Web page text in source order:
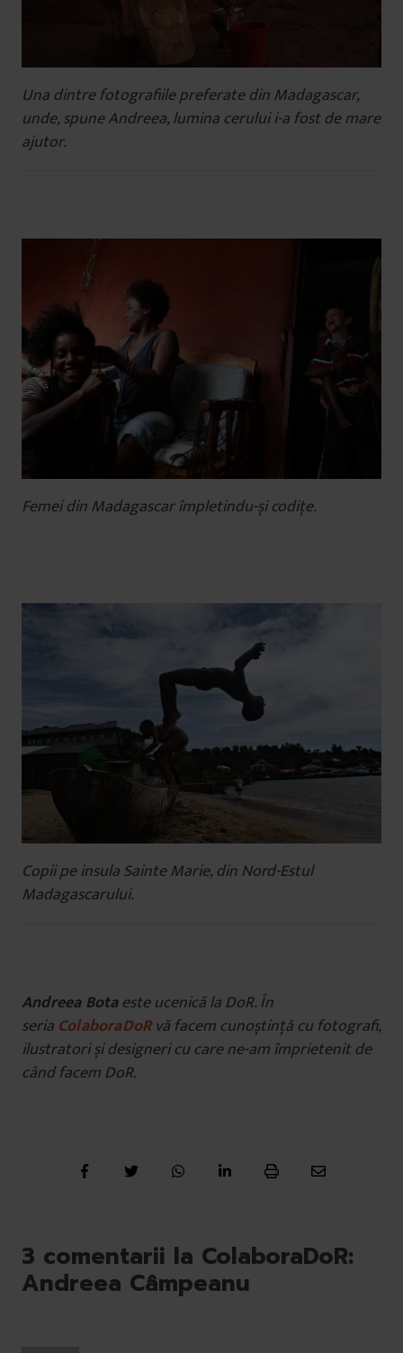
Una dintre fotografiile preferate din Madagascar,
unde, spune Andreea, lumina cerului i-a fost de mare
ajutor.
Femei din Madagascar împletindu-și codițe.
Copii pe insula Sainte Marie, din Nord-Estul
Madagascarului.
Andreea Botaeste ucenică la DoR. În
seria ColaboraDoRvă facem cunoștință cu fotografi,
ilustratori și designeri cu care ne-am împrietenit de
când facem DoR.
3 comentarii la ColaboraDoR:
Andreea Câmpeanu